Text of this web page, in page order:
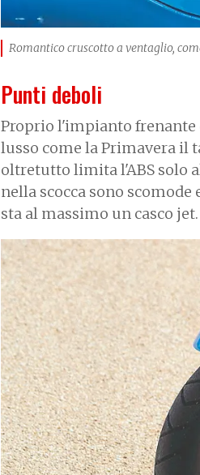
Romantico cruscotto a ventaglio,
Punti deboli
Proprio l'impianto frenante
lusso come la Primavera il
oltretutto limita l'ABS solo
nella scocca sono
sta al massimo un casco jet.
I
m
a
g
e